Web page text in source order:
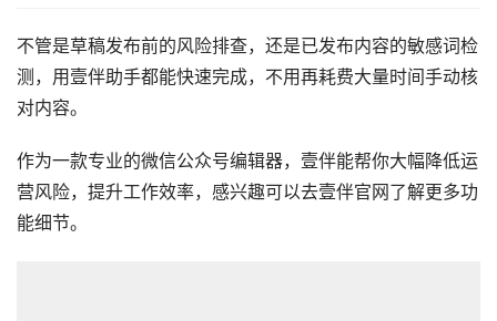
不管是草稿发布前的风险排查，还是已发布内容的敏感词检
测，用壹伴助手都能快速完成，不用再耗费大量时间手动核
对内容。
作为一款专业的微信公众号编辑器，壹伴能帮你大幅降低运
营风险，提升工作效率，感兴趣可以去壹伴官网了解更多功
能细节。